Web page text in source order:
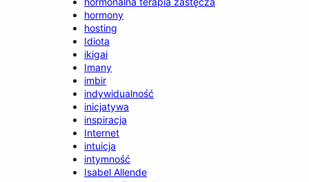
hormony
hosting
Idiota
ikigai
Imany
imbir
indywidualność
inicjatywa
inspiracja
Internet
intuicja
intymność
Isabel Allende